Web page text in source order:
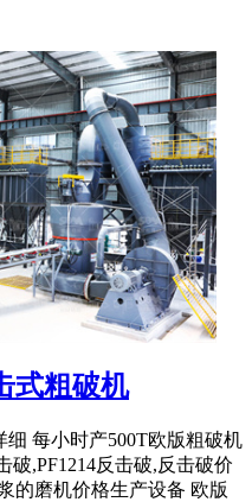
式粗破机
每小时产500T欧版粗破机
破,PF1214反击破,反击破价
的磨机价格生产设备 欧版